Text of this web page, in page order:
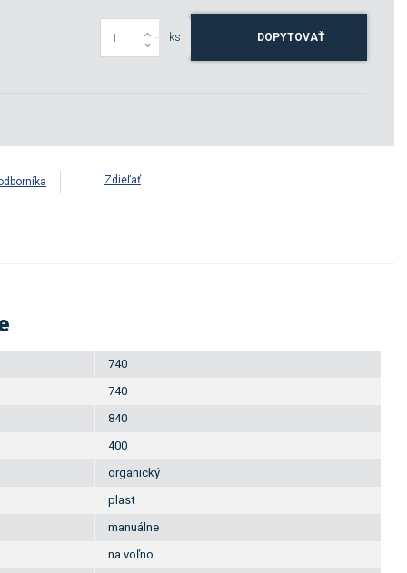
ks DOPYTOVAŤ
Zdieľať
740
740
840
400
organický
plast
manuálne
na voľno